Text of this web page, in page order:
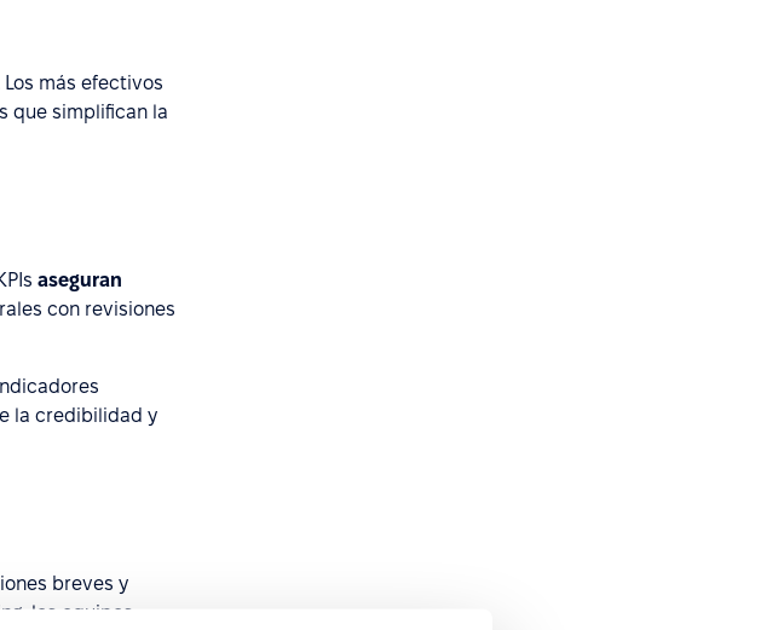
más efectivos
que simplifican la
aseguran
con revisiones
la credibilidad y
breves y
los equipos